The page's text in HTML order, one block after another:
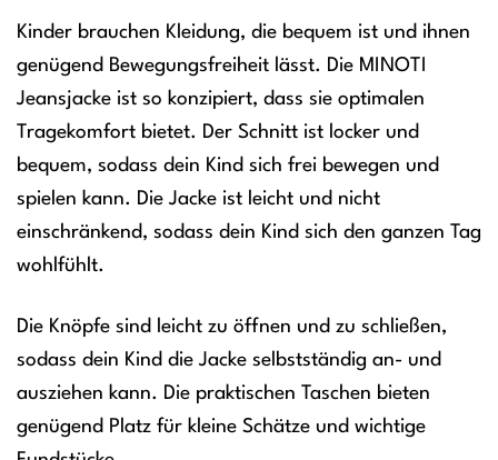
Kinder brauchen Kleidung, die bequem ist und ihnen
genügend Bewegungsfreiheit lässt. Die MINOTI
Jeansjacke ist so konzipiert, dass sie optimalen
Tragekomfort bietet. Der Schnitt ist locker und
bequem, sodass dein Kind sich frei bewegen und
spielen kann. Die Jacke ist leicht und nicht
einschränkend, sodass dein Kind sich den ganzen Tag
wohlfühlt.
Die Knöpfe sind leicht zu öffnen und zu schließen,
sodass dein Kind die Jacke selbstständig an- und
ausziehen kann. Die praktischen Taschen bieten
genügend Platz für kleine Schätze und wichtige